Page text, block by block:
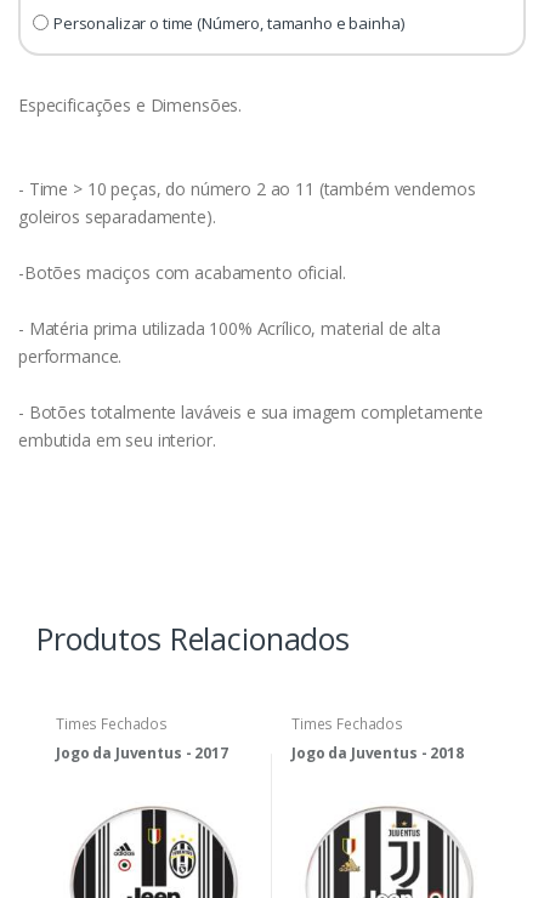
Personalizar o time (Número, tamanho e bainha)
Especificações e Dimensões.
- Time > 10 peças, do número 2 ao 11 (também vendemos
goleiros separadamente).
-Botões maciços com acabamento oficial.
- Matéria prima utilizada 100% Acrílico, material de alta
performance.
- Botões totalmente laváveis e sua imagem completamente
embutida em seu interior.
Produtos Relacionados
Times Fechados
Jogo da Juventus - 2017
Times Fechados
Jogo da Juventus - 2018